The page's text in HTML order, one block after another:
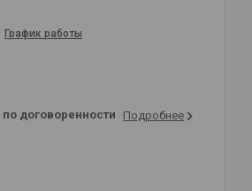
График работы
по договоренности Подробнее